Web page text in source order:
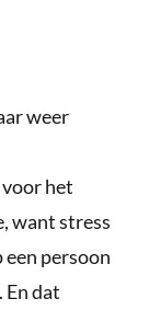
weer
het
want stress
een persoon
En dat